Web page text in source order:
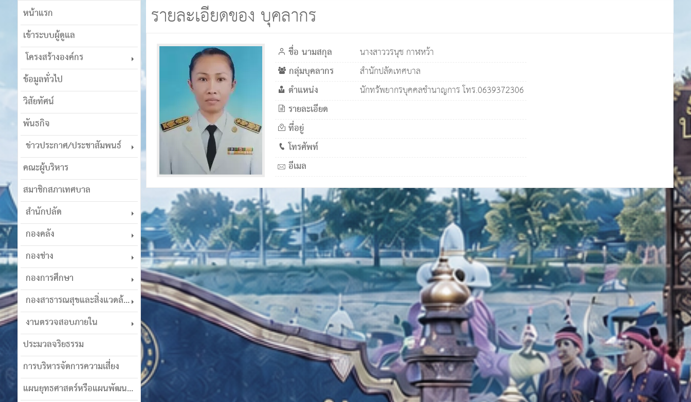
หน้าแรก
เข้าระบบผู้ดูแล
โครงสร้างองค์กร
ข้อมูลทั่วไป
วิสัยทัศน์
พันธกิจ
ข่าวประกาศ/ประชาสัมพนธ์
คณะผู้บริหาร
สมาชิกสภาเทศบาล
สำนักปลัด
กองคลัง
กองช่าง
กองการศึกษา
กองสาธารณสุขและสิ่งแวดล้อม
งานตรวจสอบภายใน
ประมวลจริยธรรม
การบริหารจัดการความเสี่ยง
แผนยุทธศาสตร์หรือแผนพัฒนาฯ
รายละเอียดของ บุคลากร
ชื่อ นามสกุล นางสาววรนุช กาฬหว้า
กลุ่มบุคลากร สำนักปลัดเทศบาล
ตำแหน่ง นักทรัพยากรบุคคลชำนาญการ โทร.0639372306
รายละเอียด
ที่อยู่
โทรศัพท์
อีเมล